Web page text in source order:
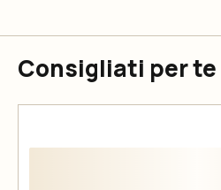
Consigliati per te